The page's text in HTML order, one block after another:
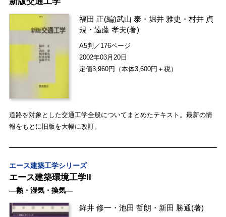
福田 正(編)武山 泰 ・堀井 雅史 ・村井 貞
規 ・遠藤 孝夫(著)
A5判／176ページ
2002年03月20日
定価3,960円（本体3,600円＋税）
道路を対象とした交通工学全般についてまとめたテキスト。最新の情
報をもとに旧版を大幅に改訂。
エース建築工学シリーズ
エース建築環境工学II
―熱・湿気・換気―
鉾井 修一 ・池田 哲朗 ・ 新田 勝通(著)